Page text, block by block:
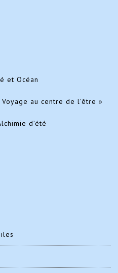
et Océan
au centre de l'être »
d’été